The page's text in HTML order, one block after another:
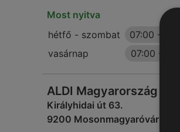
Most nyitva
hétfő - szombat
07:00 -
vasárnap
07:00 -
ALDI Magyarország
Királyhidai út 63.
9200 Mosonmagyaróvár